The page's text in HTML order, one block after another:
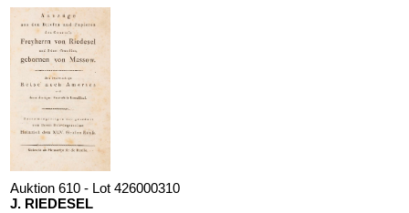
Auktion 610 - Lot 426000310
J. RIEDESEL